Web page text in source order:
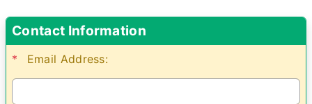
Contact Information
* Email Address: